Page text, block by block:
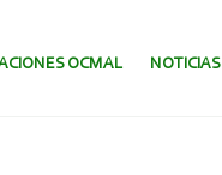
OCMAL NOTICIAS